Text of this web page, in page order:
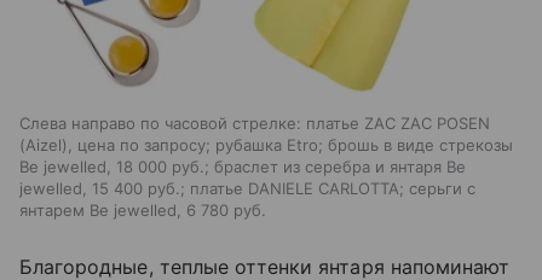
Слева направо по часовой стрелке: платье ZAC ZAC POSEN
(Aizel), цена по запросу; рубашка Etro; брошь в виде стрекозы
Be jewelled, 18 000 руб.; браслет из серебра и янтаря Be
jewelled, 15 400 руб.; платье DANIELE CARLOTTA; серьги с
янтарем Be jewelled, 6 780 руб.
Благородные, теплые оттенки янтаря напоминают